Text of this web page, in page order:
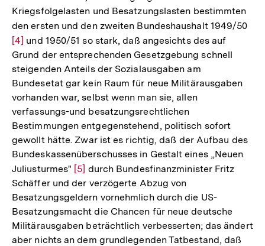
Kriegsfolgelasten und Besatzungslasten bestimmten
den ersten und den zweiten Bundeshaushalt 1949/50
[4] und 1950/51 so stark, daß angesichts des auf
Grund der entsprechenden Gesetzgebung schnell
steigenden Anteils der Sozialausgaben am
Bundesetat gar kein Raum für neue Militärausgaben
vorhanden war, selbst wenn man sie, allen
verfassungs-und besatzungsrechtlichen
Bestimmungen entgegenstehend, politisch sofort
gewollt hätte. Zwar ist es richtig, daß der Aufbau des
Bundeskassenüberschusses in Gestalt eines „Neuen
Juliusturmes" Zur
Auflösung
der
Fußnote
[5] durch Bundesfinanzminister Fritz
Schäffer und der verzögerte Abzug von
Besatzungsgeldern vornehmlich durch die US-
Besatzungsmacht die Chancen für neue deutsche
Militärausgaben beträchtlich verbesserten; das ändert
aber nichts an dem grundlegenden Tatbestand, daß